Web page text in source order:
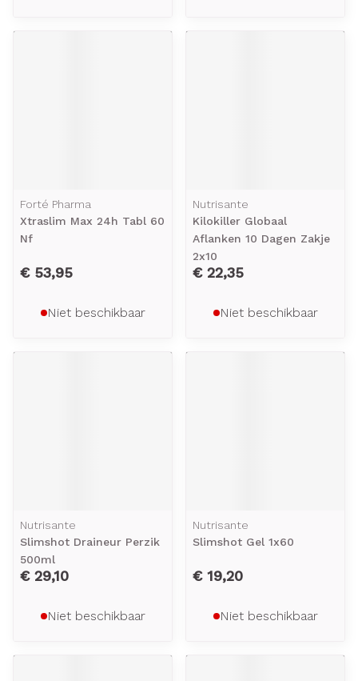
Forté Pharma
Xtraslim Max 24h Tabl 60
Nf
€ 53,95
Niet beschikbaar
Nutrisante
Kilokiller Globaal
Aflanken 10 Dagen Zakje
2x10
€ 22,35
Niet beschikbaar
Nutrisante
Slimshot Draineur Perzik
500ml
€ 29,10
Niet beschikbaar
Nutrisante
Slimshot Gel 1x60
€ 19,20
Niet beschikbaar